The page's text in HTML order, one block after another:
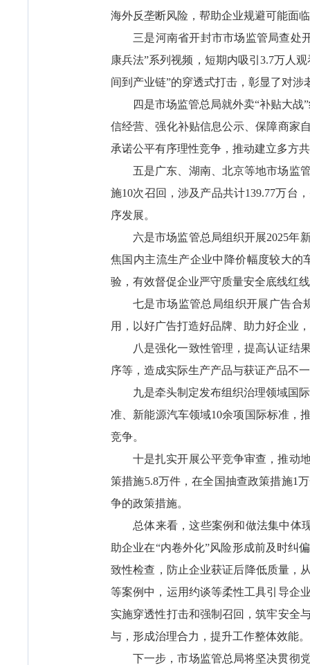
海外反垄断风险，帮助企业规避可能面
三是河南省开封市市场监管局查处
康兵法”系列视频，短期内吸引3.7万人
间到产业链”的穿透式打击，彰显了对涉
四是市场监管总局就外卖“补贴大
信经营、强化补贴信息公示、保障商家
承诺公平有序理性竞争，推动建立多方
五是广东、湖南、北京等地市场监
施10次召回，涉及产品共计139.77万台
序发展。
六是市场监管总局组织开展2025年
焦国内主流生产企业中降价幅度较大的
验，有效督促企业严守质量安全底线红
七是市场监管总局组织开展广告合
用，以好广告打造好品牌、助力好企业
八是强化一致性管理，提高认证结
序等，造成实际生产产品与获证产品不
九是牵头制定发布组织治理领域国
准、新能源汽车领域10余项国际标准，
竞争。
十是扎实开展公平竞争审查，推动
策措施5.8万件，在全国抽查政策措施1
争的政策措施。
总体来看，这些案例和做法集中体
助企业在“内卷外化”风险形成前及时纠
致性检查，防止企业获证后降低质量，
等案例中，运用约谈等柔性工具引导企
实施穿透性打击和强制召回，筑牢安全
与，形成治理合力，提升工作整体效能。
下一步，市场监管总局将坚决贯彻